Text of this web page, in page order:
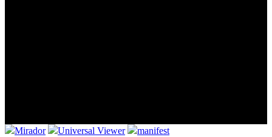
Mirador Universal Viewer manifest